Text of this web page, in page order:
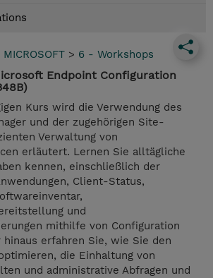
MICROSOFT > 6 - Workshops
Endpoint Configuration
Kurs wird die Verwendung des
und der zugehörigen Site-
Verwaltung von
erläutert. Lernen Sie alltägliche
kennen, einschließlich der
Client-Status,
und
mithilfe von Configuration
hinaus erfahren Sie, wie Sie den
die Einhaltung von
und administrative Abfragen und